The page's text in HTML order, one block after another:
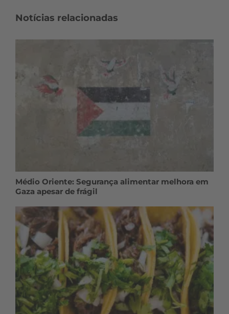
Notícias relacionadas
Médio Oriente: Segurança alimentar melhora em
Gaza apesar de frágil